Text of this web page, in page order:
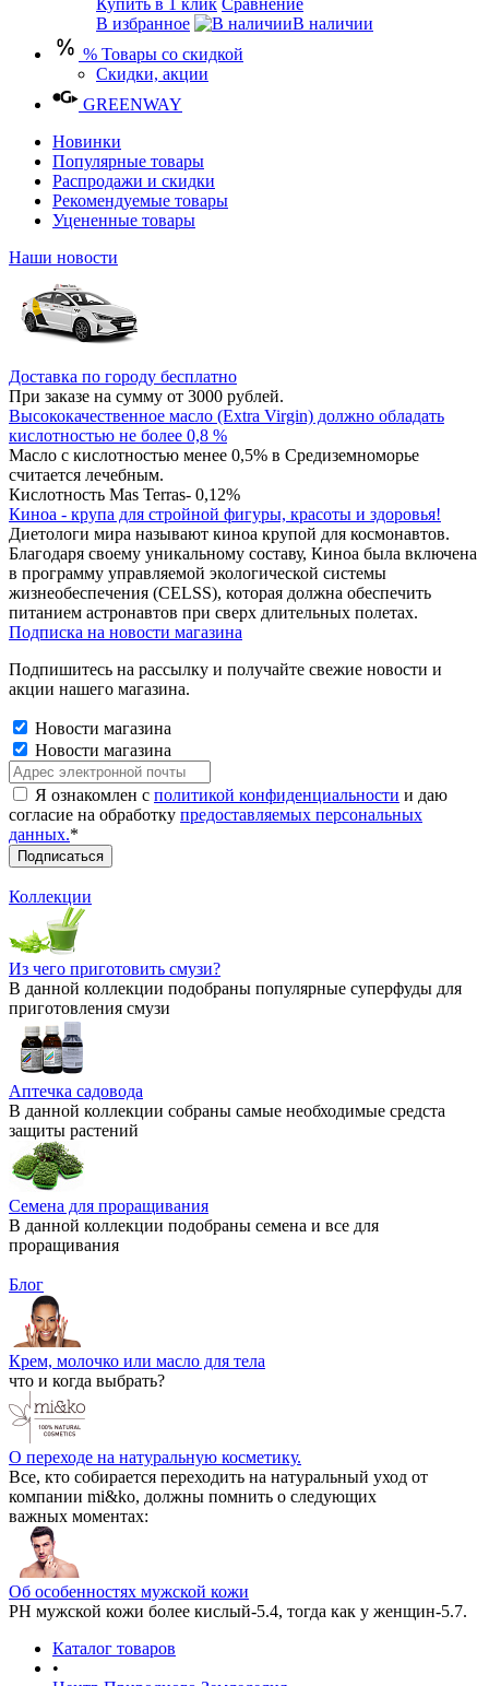
Купить в 1 клик Сравнение
В избранное
В наличии
% Товары со скидкой
Скидки, акции
GREENWAY
Новинки
Популярные товары
Распродажи и скидки
Рекомендуемые товары
Уцененные товары
Наши новости
Доставка по городу бесплатно
При заказе на сумму от 3000 рублей.
Высококачественное масло (Extra Virgin) должно обладать
кислотностью не более 0,8 %
Масло с кислотностью менее 0,5% в Средиземноморье
считается лечебным.
Кислотность Mas Terras- 0,12%
Киноа - крупа для стройной фигуры, красоты и здоровья!
Диетологи мира называют киноа крупой для космонавтов.
Благодаря своему уникальному составу, Киноа была включена
в программу управляемой экологической системы
жизнеобеспечения (CELSS), которая должна обеспечить
питанием астронавтов при сверх длительных полетах.
Подписка на новости магазина
Подпишитесь на рассылку и получайте свежие новости и
акции нашего магазина.
Новости магазина
Новости магазина
Я ознакомлен с политикой конфиденциальности и даю
согласие на обработку предоставляемых персональных
данных.*
Коллекции
Из чего приготовить смузи?
В данной коллекции подобраны популярные суперфуды для
приготовления смузи
Аптечка садовода
В данной коллекции собраны самые необходимые средста
защиты растений
Семена для проращивания
В данной коллекции подобраны семена и все для
проращивания
Блог
Крем, молочко или масло для тела
что и когда выбрать?
О переходе на натуральную косметику.
Все, кто собирается переходить на натуральный уход от
компании mi&ko, должны помнить о следующих
важных моментах:
Об особенностях мужской кожи
РН мужской кожи более кислый-5.4, тогда как у женщин-5.7.
Каталог товаров
•